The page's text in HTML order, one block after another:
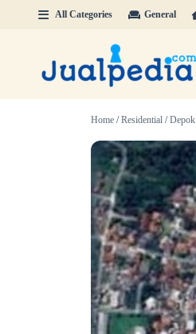
All Categories General
Home /Residential /Depok